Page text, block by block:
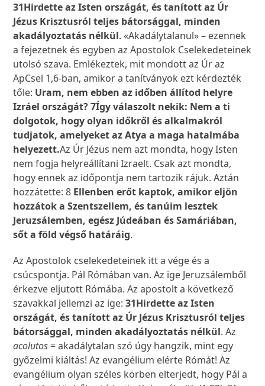
31Hirdette az Isten országát, és tanított az Úr
Jézus Krisztusról teljes bátorsággal, minden
akadályoztatás nélkül. «Akadálytalanul» – ezennek
a fejezetnek és egyben az Apostolok Cselekedeteinek
utolsó szava. Emlékeztek, mit mondott az Úr az
ApCsel 1,6-ban, amikor a tanítványok ezt kérdezték
tőle: Uram, nem ebben az időben állítod helyre
Izráel országát? 7Így válaszolt nekik: Nem a ti
dolgotok, hogy olyan időkről és alkalmakról
tudjatok, amelyeket az Atya a maga hatalmába
helyezett.Az Úr Jézus nem azt mondta, hogy Isten
nem fogja helyreállítani Izraelt. Csak azt mondta,
hogy ennek az időpontja nem tartozik rájuk. Aztán
hozzátette: 8 Ellenben erőt kaptok, amikor eljön
hozzátok a Szentszellem, és tanúim lesztek
Jeruzsálemben, egész Júdeában és Samáriában,
sőt a föld végső határáig.
Az Apostolok cselekedeteinek itt a vége és a
csúcspontja. Pál Rómában van. Az ige Jeruzsálemből
érkezve eljutott Rómába. Az apostolt a következő
szavakkal jellemzi az ige:31Hirdette az Isten
országát, és tanított az Úr Jézus Krisztusról teljes
bátorsággal, minden akadályoztatás nélkül. Az
acolutos = akadálytalan szó úgy hangzik, mint egy
győzelmi kiáltás! Az evangélium elérte Rómát! Az
evangélium olyan széles körben elterjedt, hogy Pál a